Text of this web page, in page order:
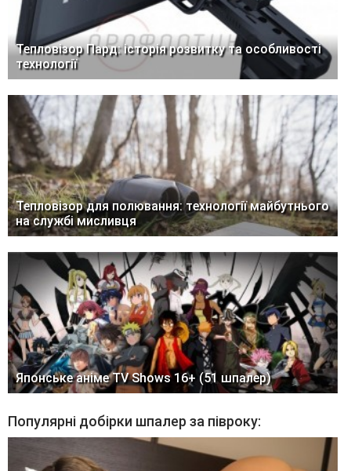
Тепловізор Пард: історія розвитку та особливості
технології
Тепловізор для полювання: технології майбутнього
на службі мисливця
Японське аніме TV Shows 16+ (51 шпалер)
Популярні добірки шпалер за півроку: